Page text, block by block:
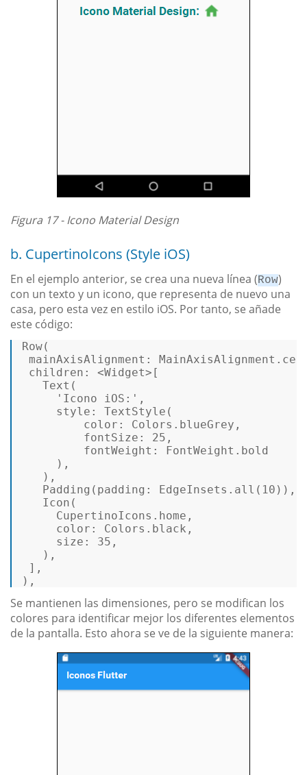
Figura 17 - Icono Material Design
b. CupertinoIcons (Style iOS)
En el ejemplo anterior, se crea una nueva línea (Row)
con un texto y un icono, que representa de nuevo una
casa, pero esta vez en estilo iOS. Por tanto, se añade
este código:
Row(
mainAxisAlignment :
children : <Widget>[
Text (
'Icono iOS:' ,
style : TextStyle (
color : Colors.blueGrey,
fontSize : 25 ,
fontWeight : FontWeight.bold
),
),
Padding ( padding : EdgeInsets. all ( 10 )),
Icon (
CupertinoIcons.home,
color : Colors.black,
size : 35 ,
),
],
),
Se mantienen las dimensiones, pero se modifican los
colores para identificar mejor los diferentes elementos
de la pantalla. Esto ahora se ve de la siguiente manera: